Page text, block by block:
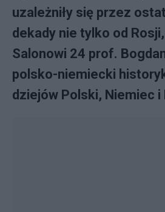
uzależniły się przez
dekady nie tylko od
Salonowi 24 prof.
polsko-niemiecki
dziejów Polski, Niemiec i